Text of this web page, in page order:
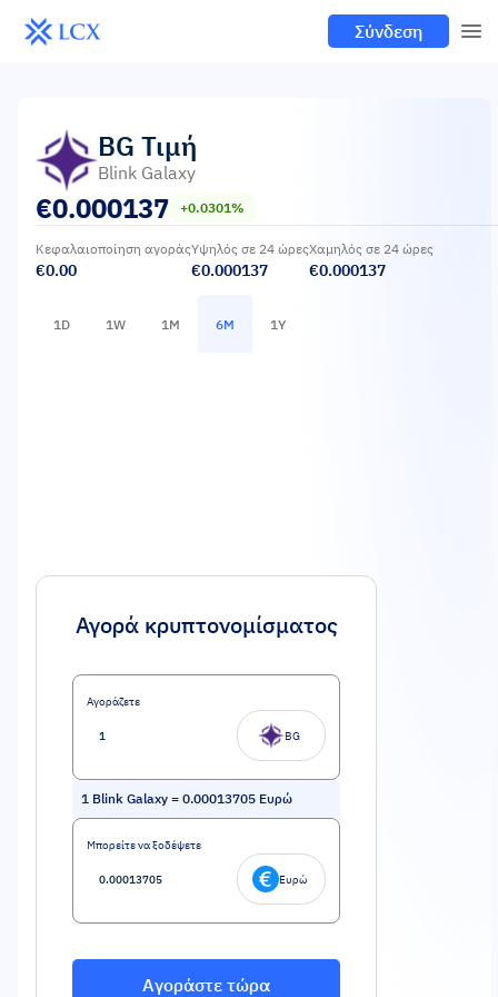
Σύνδεση
BG Τιμή
Blink Galaxy
€0.000137 +0.0301%
Κεφαλαιοποίηση αγοράς
€0.00
Υψηλός σε 24 ώρες
€0.000137
Χαμηλός σε 24 ώρες
€0.000137
1D 1W 1M 6M 1Y
Αγορά κρυπτονομίσματος
Αγοράζετε
BG
1 Blink Galaxy = 0.00013705 Ευρώ
Μπορείτε να ξοδέψετε
Ευρώ
Αγοράστε τώρα